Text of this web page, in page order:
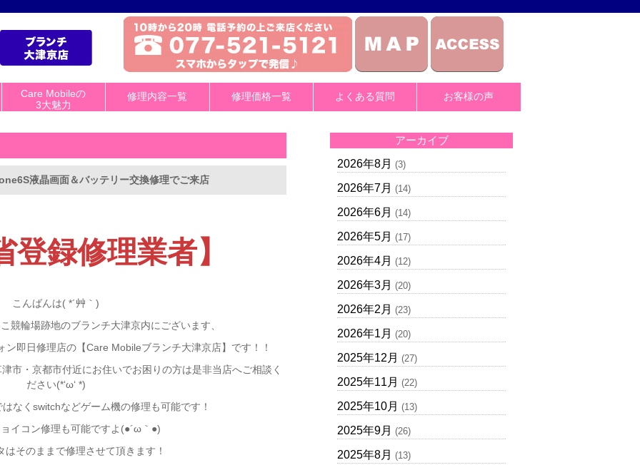
Care Mobileの
3大魅力
修理内容一覧 修理価格一覧 よくある質問 お客様の声
液晶画面＆バッテリー交換修理でご来店
登録修理業者】
こんばんは( *´艸｀)
競輪場跡地のブランチ大津京内にございます、
即日修理店の【Care Mobileブランチ大津京店】です！！
市・京都市付近にお住いでお困りの方は是非当店へご相談く
ださい(*‘ω‘ *)
なくswitchなどゲーム機の修理も可能です！
イコン修理も可能ですよ(●´ω｀●)
はそのままで修理させて頂きます！
アーカイブ
2026年8月 (3)
2026年7月 (14)
2026年6月 (14)
2026年5月 (17)
2026年4月 (12)
2026年3月 (20)
2026年2月 (23)
2026年1月 (20)
2025年12月 (27)
2025年11月 (22)
2025年10月 (13)
2025年9月 (26)
2025年8月 (13)